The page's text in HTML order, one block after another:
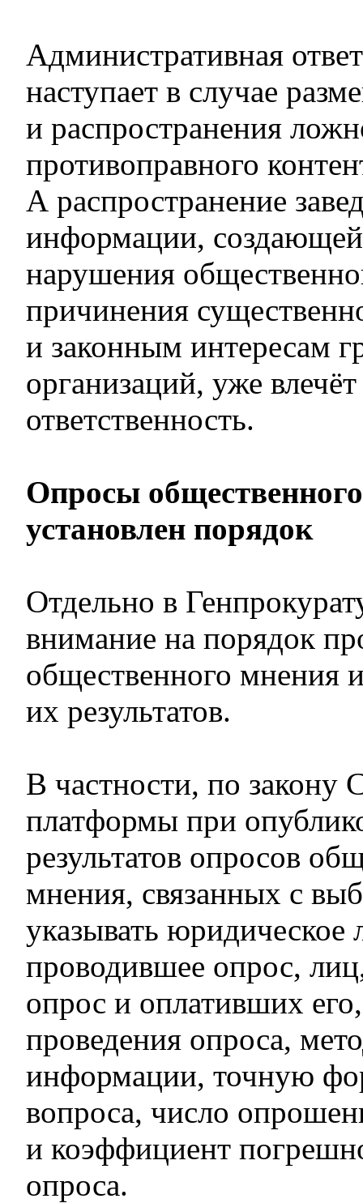
Административная
наступает в случае
и распространения
противоправного
А распространение
информации, создающей
нарушения
причинения
и законным интересам
организаций, уже
ответственность.
Опросы
установлен порядок
Отдельно в
внимание на порядок
общественного мнения
их результатов.
В частности, по
платформы при
результатов опросов
мнения, связанных с
указывать юридическое
проводившее опрос,
опрос и оплативших
проведения опроса,
информации, точную
вопроса, число
и коэффициент
опроса.